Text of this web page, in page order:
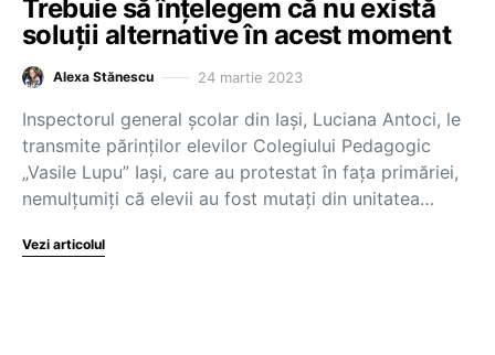
Trebuie să înțelegem că nu există
soluții alternative în acest moment
Alexa Stănescu 24 martie 2023
Inspectorul general școlar din Iași, Luciana Antoci, le
transmite părinților elevilor Colegiului Pedagogic
„Vasile Lupu” Iași, care au protestat în fața primăriei,
nemulțumiți că elevii au fost mutați din unitatea…
Vezi articolul